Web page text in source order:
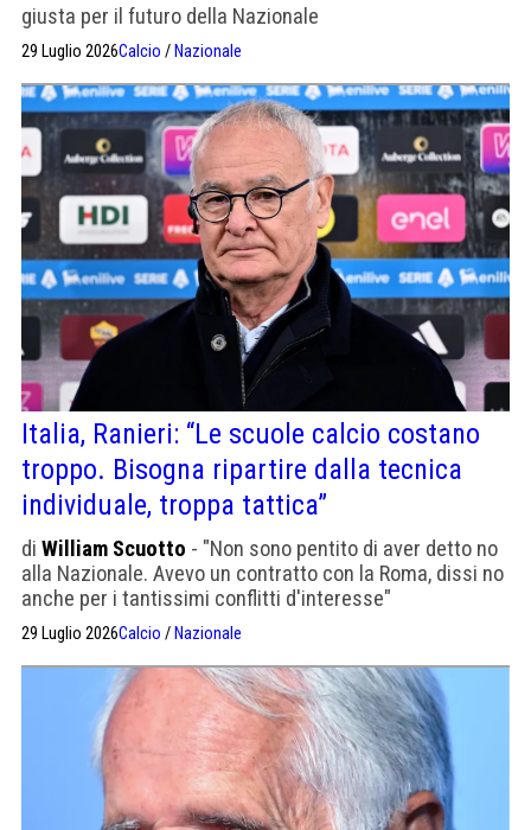
giusta per il futuro della Nazionale
29 Luglio 2026Calcio / Nazionale
Italia, Ranieri: “Le scuole calcio costano
troppo. Bisogna ripartire dalla tecnica
individuale, troppa tattica”
di William Scuotto - "Non sono pentito di aver detto no
alla Nazionale. Avevo un contratto con la Roma, dissi no
anche per i tantissimi conflitti d'interesse"
29 Luglio 2026Calcio / Nazionale